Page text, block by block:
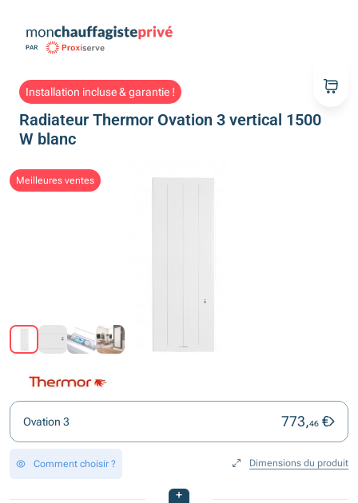
Installation incluse & garantie !
Radiateur Thermor Ovation 3 vertical 1500
W blanc
Meilleures ventes
Ovation 3 773,46 €
Comment choisir ? Dimensions du produit
+